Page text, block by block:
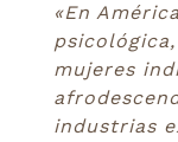
«En
mujeres
industrias